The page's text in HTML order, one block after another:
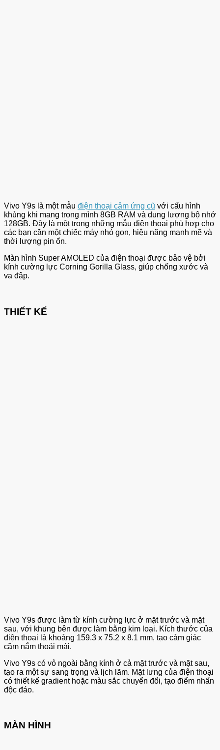
Vivo Y9s là một mẫu điện thoại cảm ứng cũ với cấu hình
khủng khi mang trong mình 8GB RAM và dung lượng bộ nhớ
128GB. Đây là một trong những mẫu điện thoại phù hợp cho
các bạn cần một chiếc máy nhỏ gọn, hiệu năng mạnh mẽ và
thời lượng pin ổn.
Màn hình Super AMOLED của điện thoại được bảo vệ bởi
kính cường lực Corning Gorilla Glass, giúp chống xước và
va đập.
THIẾT KẾ
Vivo Y9s được làm từ kính cường lực ở mặt trước và mặt
sau, với khung bên được làm bằng kim loại. Kích thước của
điện thoại là khoảng 159.3 x 75.2 x 8.1 mm, tạo cảm giác
cầm nắm thoải mái.
Vivo Y9s có vỏ ngoài bằng kính ở cả mặt trước và mặt sau,
tạo ra một sự sang trọng và lịch lãm. Mặt lưng của điện thoại
có thiết kế gradient hoặc màu sắc chuyển đổi, tạo điểm nhấn
độc đáo.
MÀN HÌNH